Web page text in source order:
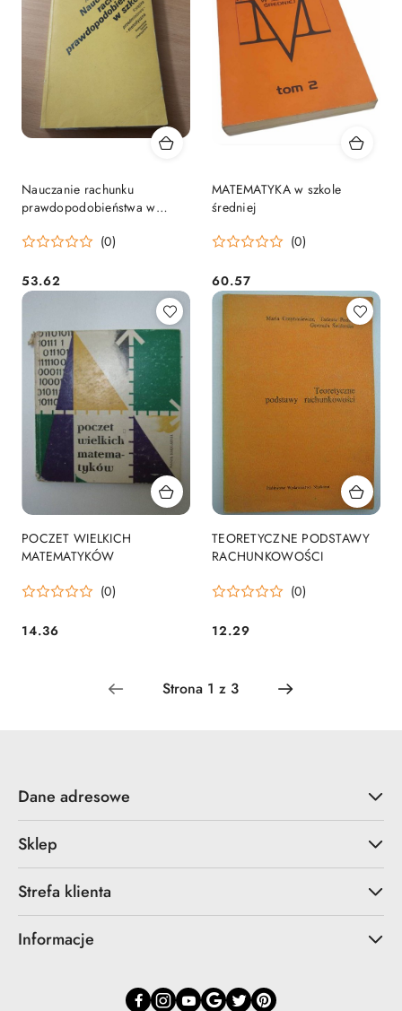
Nauczanie rachunku
prawdopodobieństwa w
(0)
Cena:
53.62
MATEMATYKA w szkole
średniej
(0)
Cena:
60.57
POCZET WIELKICH
MATEMATYKÓW
(0)
Cena:
14.36
TEORETYCZNE PODSTAWY
RACHUNKOWOŚCI
(0)
Cena:
12.29
Dane adresowe
Sklep
Strefa klienta
Informacje